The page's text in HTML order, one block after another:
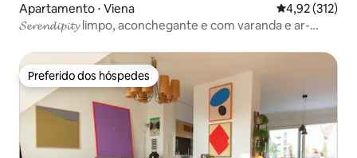
Apartamento ⋅ Viena 4,92 de uma
4,92 (312)
𝓢𝓮𝓻𝓮𝓷𝓭𝓲𝓹𝓲𝓽𝔂 limpo, aconchegante e com varanda e ar-
Preferido dos hóspedes
Preferido dos hóspedes